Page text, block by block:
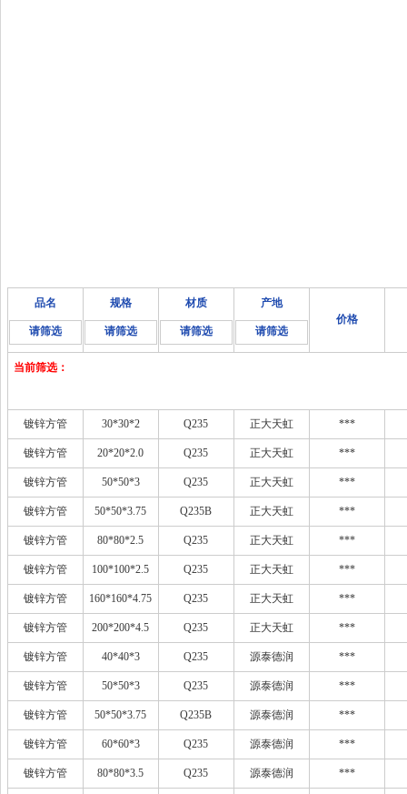
品名
请筛选
规格
请筛选
材质
请筛选
产地
请筛选
价格
当前筛选：
镀锌方管 30*30*2 Q235 正大天虹 ***
镀锌方管 20*20*2.0 Q235 正大天虹 ***
镀锌方管 50*50*3 Q235 正大天虹 ***
镀锌方管 50*50*3.75 Q235B 正大天虹 ***
镀锌方管 80*80*2.5 Q235 正大天虹 ***
镀锌方管 100*100*2.5 Q235 正大天虹 ***
镀锌方管 160*160*4.75 Q235 正大天虹 ***
镀锌方管 200*200*4.5 Q235 正大天虹 ***
镀锌方管 40*40*3 Q235 源泰德润 ***
镀锌方管 50*50*3 Q235 源泰德润 ***
镀锌方管 50*50*3.75 Q235B 源泰德润 ***
镀锌方管 60*60*3 Q235 源泰德润 ***
镀锌方管 80*80*3.5 Q235 源泰德润 ***